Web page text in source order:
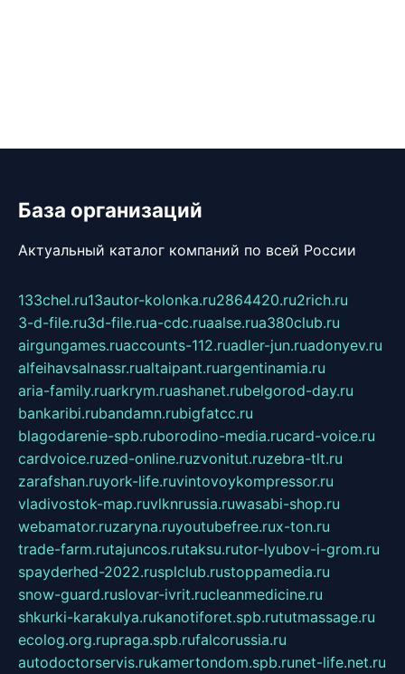
База организаций
Актуальный каталог компаний по всей России
133chel.ru13autor-kolonka.ru2864420.ru2rich.ru
3-d-file.ru3d-file.rua-cdc.ruaalse.rua380club.ru
airgungames.ruaccounts-112.ruadler-jun.ruadonyev.ru
alfeihavsalnassr.rualtaipant.ruargentinamia.ru
aria-family.ruarkrym.ruashanet.rubelgorod-day.ru
bankaribi.rubandamn.rubigfatcc.ru
blagodarenie-spb.ruborodino-media.rucard-voice.ru
cardvoice.ruzed-online.ruzvonitut.ruzebra-tlt.ru
zarafshan.ruyork-life.ruvintovoykompressor.ru
vladivostok-map.ruvlknrussia.ruwasabi-shop.ru
webamator.ruzaryna.ruyoutubefree.rux-ton.ru
trade-farm.rutajuncos.rutaksu.rutor-lyubov-i-grom.ru
spayderhed-2022.rusplclub.rustoppamedia.ru
snow-guard.ruslovar-ivrit.rucleanmedicine.ru
shkurki-karakulya.rukanotiforet.spb.rututmassage.ru
ecolog.org.rupraga.spb.rufalcorussia.ru
autodoctorservis.rukamertondom.spb.runet-life.net.ru